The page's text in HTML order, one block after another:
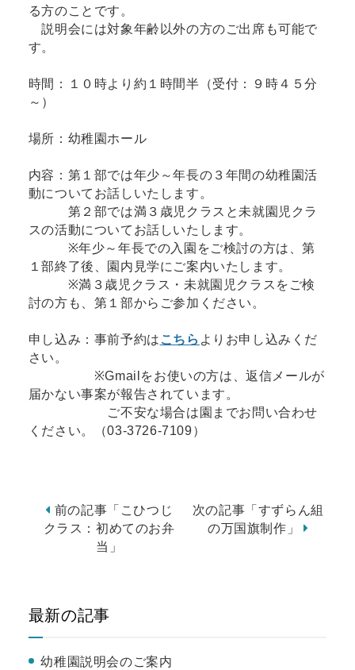
る方のことです。
説明会には対象年齢以外の方のご出席も可能で
す。
時間：１０時より約１時間半（受付：９時４５分
～）
場所：幼稚園ホール
内容：第１部では年少～年長の３年間の幼稚園活
動についてお話しいたします。
第２部では満３歳児クラスと未就園児クラ
スの活動についてお話しいたします。
※年少～年長での入園をご検討の方は、第
１部終了後、園内見学にご案内いたします。
※満３歳児クラス・未就園児クラスをご検
討の方も、第１部からご参加ください。
申し込み：事前予約は こちら よりお申し込みくだ
さい。
※Gmailをお使いの方は、返信メールが
届かない事案が報告されています。
ご不安な場合は園までお問い合わせ
ください。（03-3726-7109）
前の記事「こひつじ
クラス：初めてのお弁
当」
次の記事「すずらん組
の万国旗制作」
最新の記事
幼稚園説明会のご案内